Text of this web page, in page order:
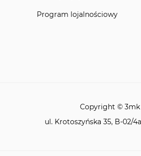
Program lojalnościowy
Copyright © 3mk
ul. Krotoszyńska 35, B-02/